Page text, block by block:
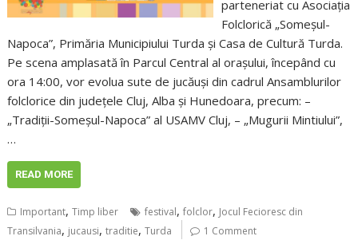
parteneriat cu Asociația
Folclorică „Someșul-
Napoca”, Primăria Municipiului Turda și Casa de Cultură Turda.
Pe scena amplasată în Parcul Central al orașului, începând cu
ora 14:00, vor evolua sute de jucăuși din cadrul Ansamblurilor
folclorice din județele Cluj, Alba și Hunedoara, precum: –
„Tradiții-Someșul-Napoca” al USAMV Cluj, – „Mugurii Mintiului”,
…
READ MORE
Important,Timp liber festival,folclor, Jocul Fecioresc din
Transilvania, jucausi,traditie,Turda 1 Comment